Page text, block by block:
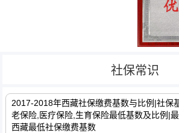
社保常识
2017-2018年西藏社保缴费基数与比例|社保
老保险,医疗保险,生育保险最低基数及比例|
西藏最低社保缴费基数